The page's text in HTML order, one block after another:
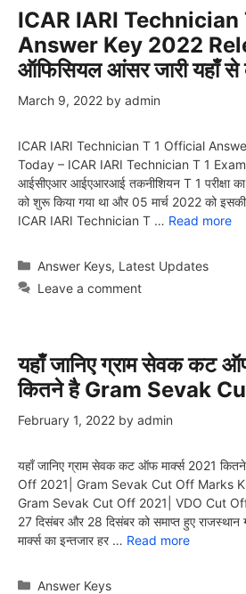
ICAR IARI
Answer Key 2022
ऑफिसियल आंसर जारी यहाँ से
March 9, 2022 by admin
ICAR IARI Technician T 1 Official
Today – ICAR IARI Technician T 1 Exam
आईसीएआर आईएआरआई तकनीशियन T 1 परीक्षा
को शुरू किया गया था और 05 मार्च 2022 को इसकी
ICAR IARI Technician T … Read more
Categories
Answer Keys, Latest Updates
Leave a comment
यहाँ जानिए ग्राम सेवक कट
कितने है Gram Sevak
February 1, 2022 by admin
यहाँ जानिए ग्राम सेवक कट ऑफ मार्क्स 2021
Off 2021| Gram Sevak Cut Off Marks
Gram Sevak Cut Off 2021| VDO Cut
27 दिसंबर और 28 दिसंबर को समाप्त हुए
मार्क्स का इन्तजार हर … Read more
Categories
Answer Keys